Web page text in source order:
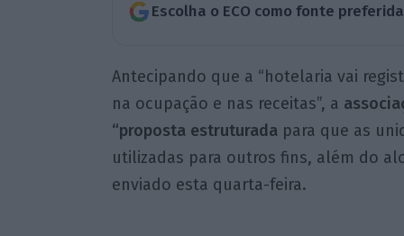
Escolha o ECO como fonte
Antecipando que a “hotelaria vai
na ocupação e nas receitas”, a
“proposta estruturadapara que as
utilizadas para outros fins, além do
enviado esta quarta-feira.